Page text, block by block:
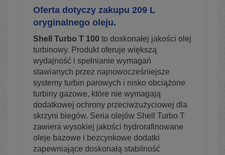
Oferta dotyczy zakupu 209 L
oryginalnego oleju.
Shell Turbo T 100 to doskonałej jakości olej
turbinowy. Produkt oferuje większą
wydajność i spełnianie wymagań
stawianych przez najnowocześniejsze
systemy turbin parowych i nisko obciążone
turbiny gazowe, które nie wymagają
dodatkowej ochrony przeciwzużyciowej dla
skrzyni biegów. Seria olejów Shell Turbo T
zawiera wysokiej jakości hydrorafinowane
oleje bazowe i bezcynkowe dodatki
zapewniające doskonałą stabilność